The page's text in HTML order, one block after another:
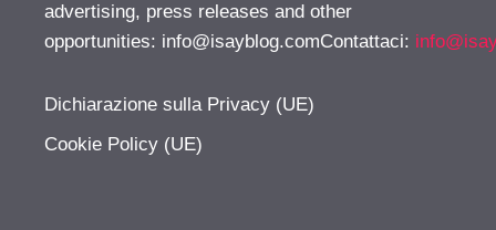
advertising, press releases and other
opportunities: info@isayblog.comContattaci:
Dichiarazione sulla Privacy (UE)
Cookie Policy (UE)